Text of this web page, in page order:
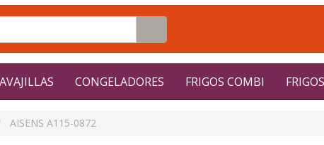
CONGELADORES FRIGOS COMBI
AISENS A115-0872